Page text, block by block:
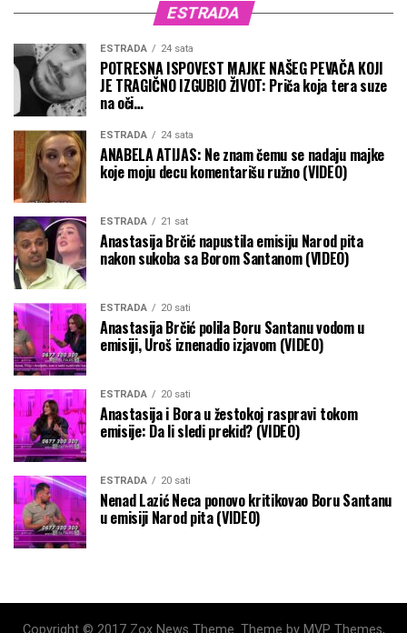
ESTRADA
ESTRADA 24 sata
POTRESNA ISPOVEST MAJKE NAŠEG PEVAČA KOJI
JE TRAGIČNO IZGUBIO ŽIVOT: Priča koja tera suze
na oči…
ESTRADA 24 sata
ANABELA ATIJAS: Ne znam čemu se nadaju majke
koje moju decu komentarišu ružno (VIDEO)
ESTRADA 21 sat
Anastasija Brčić napustila emisiju Narod pita
nakon sukoba sa Borom Santanom (VIDEO)
ESTRADA 20 sati
Anastasija Brčić polila Boru Santanu vodom u
emisiji, Uroš iznenadio izjavom (VIDEO)
ESTRADA 20 sati
Anastasija i Bora u žestokoj raspravi tokom
emisije: Da li sledi prekid? (VIDEO)
ESTRADA 20 sati
Nenad Lazić Neca ponovo kritikovao Boru Santanu
u emisiji Narod pita (VIDEO)